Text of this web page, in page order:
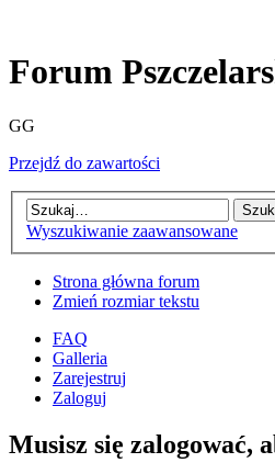
Forum
GG
Przejdź do zawartości
Wyszukiwanie zaawansowane
Strona główna forum
Zmień rozmiar tekstu
FAQ
Galleria
Zarejestruj
Zaloguj
Musisz się zalogować,